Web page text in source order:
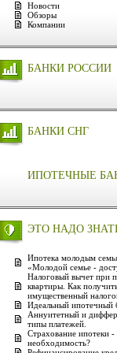
Новости
Обзоры
Компании
БАНКИ РОССИИ
БАНКИ СНГ
ИПОТЕЧНЫЕ
ЭТО НАДО
Ипотека молодым
«Молодой семье -
Налоговый вычет при
квартиры. Как
имущественный
Идеальный ипотечный
Аннуитетный и
типы платежей.
Страхование ипотеки
необходимость?